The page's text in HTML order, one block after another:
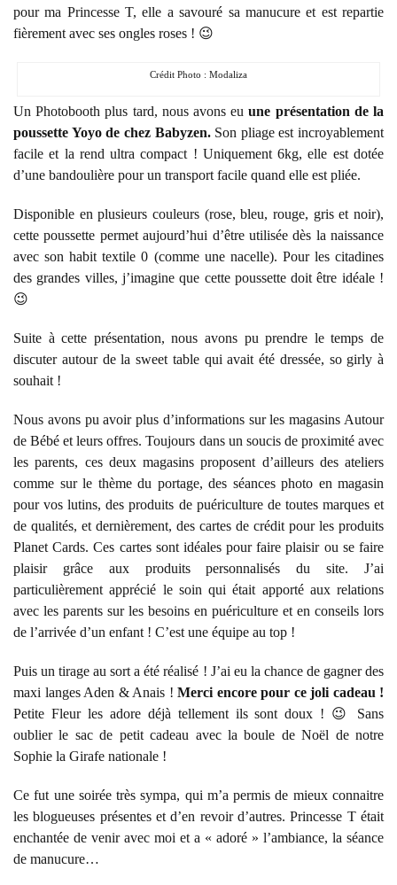
pour ma Princesse T, elle a savouré sa manucure et est repartie
fièrement avec ses ongles roses ! 😉
Crédit Photo : Modaliza
Un Photobooth plus tard, nous avons euune présentation de la
poussette Yoyo de chez Babyzen.Son pliage est incroyablement
facile et la rend ultra compact ! Uniquement 6kg, elle est dotée
d’une bandoulière pour un transport facile quand elle est pliée.
Disponible en plusieurs couleurs (rose, bleu, rouge, gris et noir),
cette poussette permet aujourd’hui d’être utilisée dès la naissance
avec son habit textile 0 (comme une nacelle). Pour les citadines
des grandes villes, j’imagine que cette poussette doit être idéale !
😉
Suite à cette présentation, nous avons pu prendre le temps de
discuter autour de la sweet table qui avait été dressée, so girly à
souhait !
Nous avons pu avoir plus d’informations sur les magasins Autour
de Bébé et leurs offres. Toujours dans un soucis de proximité avec
les parents, ces deux magasins proposent d’ailleurs des ateliers
comme sur le thème du portage, des séances photo en magasin
pour vos lutins, des produits de puériculture de toutes marques et
de qualités, et dernièrement, des cartes de crédit pour les produits
Planet Cards. Ces cartes sont idéales pour faire plaisir ou se faire
plaisir grâce aux produits personnalisés du site. J’ai
particulièrement apprécié le soin qui était apporté aux relations
avec les parents sur les besoins en puériculture et en conseils lors
de l’arrivée d’un enfant ! C’est une équipe au top !
Puis un tirage au sort a été réalisé ! J’ai eu la chance de gagner des
maxi langes Aden & Anais ! Merci encore pour ce joli cadeau !
Petite Fleur les adore déjà tellement ils sont doux ! 😉 Sans
oublier le sac de petit cadeau avec la boule de Noël de notre
Sophie la Girafe nationale !
Ce fut une soirée très sympa, qui m’a permis de mieux connaitre
les blogueuses présentes et d’en revoir d’autres. Princesse T était
enchantée de venir avec moi et a « adoré » l’ambiance, la séance
de manucure…